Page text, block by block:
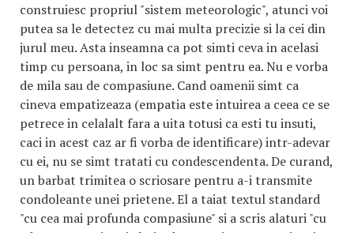
construiesc propriul "sistem meteorologic", atunci voi
putea sa le detectez cu mai multa precizie si la cei din
jurul meu. Asta inseamna ca pot simti ceva in acelasi
timp cu persoana, in loc sa simt pentru ea. Nu e vorba
de mila sau de compasiune. Cand oamenii simt ca
cineva empatizeaza (empatia este intuirea a ceea ce se
petrece in celalalt fara a uita totusi ca esti tu insuti,
caci in acest caz ar fi vorba de identificare) intr-adevar
cu ei, nu se simt tratati cu condescendenta. De curand,
un barbat trimitea o scriosare pentru a-i transmite
condoleante unei prietene. El a taiat textul standard
"cu cea mai profunda compasiune" si a scris alaturi "cu